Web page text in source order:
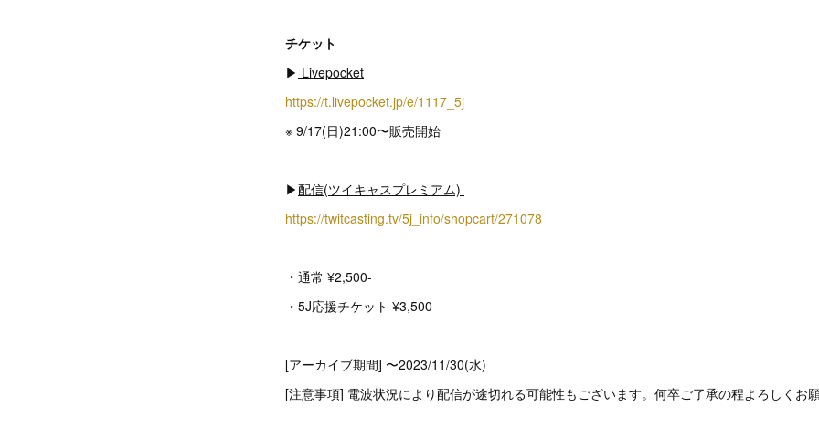
チケット
▶︎ Livepocket
https://t.livepocket.jp/e/1117_5j
※ 9/17(日)21:00〜販売開始
▶︎配信(ツイキャスプレミアム)
https://twitcasting.tv/5j_info/shopcart/271078
・通常 ¥2,500-
・5J応援チケット ¥3,500-
[アーカイブ期間] 〜2023/11/30(水)
[注意事項] 電波状況により配信が途切れる可能性もございます。何卒ご了承の程よろしくお願